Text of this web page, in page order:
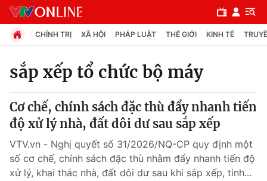
Chuyên mục
Chính trị
Xã hội
CHÍNH TRỊ XÃ HỘI PHÁP LUẬT THẾ GIỚI KINH TẾ
sắp xếp tổ chức bộ máy
Cơ chế, chính sách đặc thù đẩy nhanh tiến
độ xử lý nhà, đất dôi dư sau sắp xếp
VTV.vn - Nghị quyết số 31/2026/NQ-CP quy định một
số cơ chế, chính sách đặc thù nhằm đẩy nhanh tiến độ
xử lý, khai thác nhà, đất dôi dư sau khi sắp xếp, tinh...